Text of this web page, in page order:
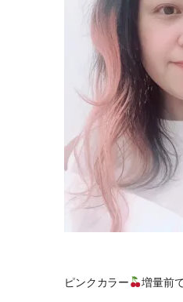
ピンクカラー 増量前